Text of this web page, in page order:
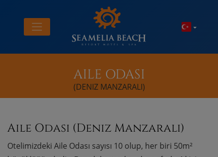
AILE ODASI
(DENIZ MANZARALI)
Aile Odası (Deniz Manzaralı)
Otelimizdeki Aile Odası sayısı 10 olup, her biri 50m²